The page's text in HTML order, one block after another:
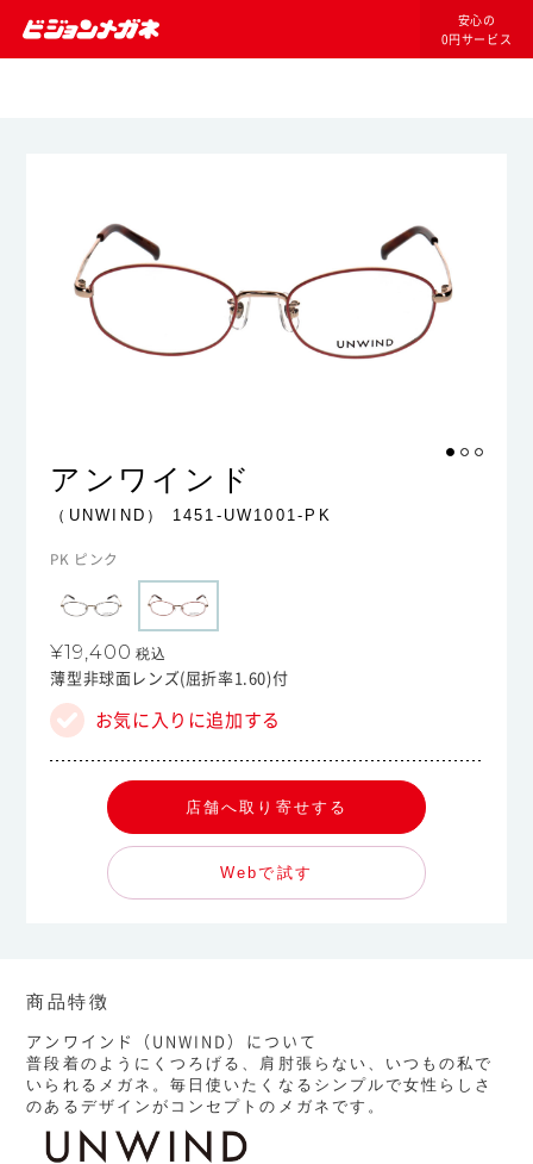
安心の
0円サービス
アンワインド
（UNWIND） 1451-UW1001-PK
PK ピンク
¥19,400 税込
薄型非球面レンズ(屈折率1.60)付
お気に入りに追加する
店舗へ取り寄せする
Webで試す
商品特徴
アンワインド（UNWIND）について
普段着のようにくつろげる、肩肘張らない、いつもの私で
いられるメガネ。毎日使いたくなるシンプルで女性らしさ
のあるデザインがコンセプトのメガネです。